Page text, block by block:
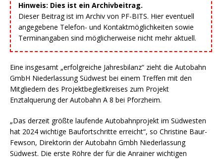
Hinweis: Dies ist ein Archivbeitrag.
Dieser Beitrag ist im Archiv von PF-BITS. Hier eventuell
angegebene Telefon- und Kontaktmöglichkeiten sowie
Terminangaben sind möglicherweise nicht mehr aktuell.
Eine insgesamt „erfolgreiche Jahresbilanz“ zieht die Autobahn
GmbH Niederlassung Südwest bei einem Treffen mit den
Mitgliedern des Projektbegleitkreises zum Projekt
Enztalquerung der Autobahn A 8 bei Pforzheim.
„Das derzeit größte laufende Autobahnprojekt im Südwesten
hat 2024 wichtige Baufortschritte erreicht“, so Christine Baur-
Fewson, Direktorin der Autobahn Gmbh Niederlassung
Südwest. Die erste Röhre der für die Anrainer wichtigen